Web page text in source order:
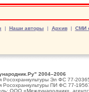
| Наши авторы | Архив| СМИ
2004–2006
Росохранкультуры Эл ФС 77-
Росохранкультуры ПИ ФС 77-
ООО «Международник»,